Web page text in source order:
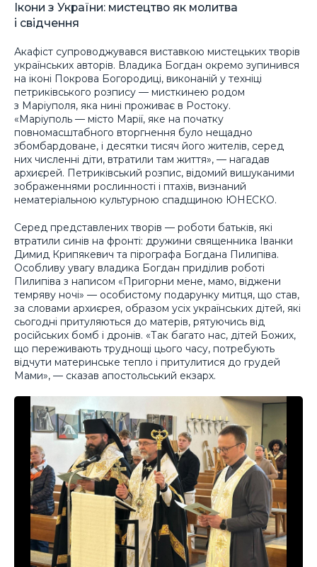
Ікони з України: мистецтво як молитва
і свідчення
Акафіст супроводжувався виставкою мистецьких творів
українських авторів. Владика Богдан окремо зупинився
на іконі Покрова Богородиці, виконаній у техніці
петриківського розпису — мисткинею родом
з Маріуполя, яка нині проживає в Ростоку.
«Маріуполь — місто Марії, яке на початку
повномасштабного вторгнення було нещадно
збомбардоване, і десятки тисяч його жителів, серед
них численні діти, втратили там життя», — нагадав
архиєрей. Петриківський розпис, відомий вишуканими
зображеннями рослинності і птахів, визнаний
нематеріальною культурною спадщиною ЮНЕСКО.
Серед представлених творів — роботи батьків, які
втратили синів на фронті: дружини священника Іванки
Димид Крипякевич та пірографа Богдана Пилипіва.
Особливу увагу владика Богдан приділив роботі
Пилипіва з написом «Пригорни мене, мамо, віджени
темряву ночі» — особистому подарунку митця, що став,
за словами архиєрея, образом усіх українських дітей, які
сьогодні притуляються до матерів, рятуючись від
російських бомб і дронів. «Так багато нас, дітей Божих,
що переживають труднощі цього часу, потребують
відчути материнське тепло і притулитися до грудей
Мами», — сказав апостольський екзарх.